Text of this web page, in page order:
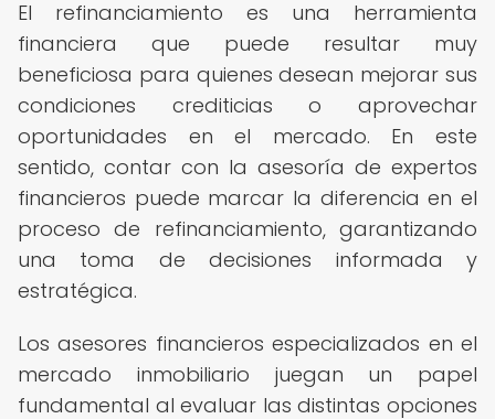
El refinanciamiento es una herramienta
financiera que puede resultar muy
beneficiosa para quienes desean mejorar sus
condiciones crediticias o aprovechar
oportunidades en el mercado. En este
sentido, contar con la asesoría de expertos
financieros puede marcar la diferencia en el
proceso de refinanciamiento, garantizando
una toma de decisiones informada y
estratégica.
Los asesores financieros especializados en el
mercado inmobiliario juegan un papel
fundamental al evaluar las distintas opciones